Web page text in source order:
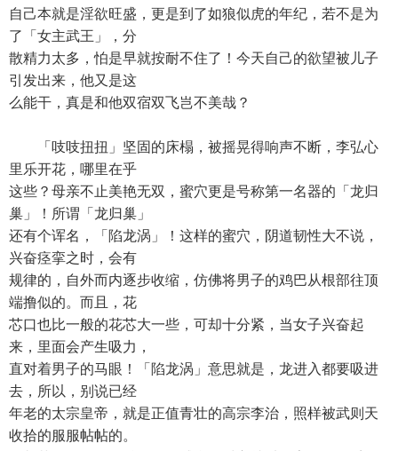
自己本就是淫欲旺盛，更是到了如狼似虎的年纪，若不是为
了「女主武王」，分
散精力太多，怕是早就按耐不住了！今天自己的欲望被儿子
引发出来，他又是这
么能干，真是和他双宿双飞岂不美哉？
「吱吱扭扭」坚固的床榻，被摇晃得响声不断，李弘心
里乐开花，哪里在乎
这些？母亲不止美艳无双，蜜穴更是号称第一名器的「龙归
巢」！所谓「龙归巢」
还有个诨名，「陷龙涡」！这样的蜜穴，阴道韧性大不说，
兴奋痉挛之时，会有
规律的，自外而内逐步收缩，仿佛将男子的鸡巴从根部往顶
端撸似的。而且，花
芯口也比一般的花芯大一些，可却十分紧，当女子兴奋起
来，里面会产生吸力，
直对着男子的马眼！「陷龙涡」意思就是，龙进入都要吸进
去，所以，别说已经
年老的太宗皇帝，就是正值青壮的高宗李治，照样被武则天
收拾的服服帖帖的。